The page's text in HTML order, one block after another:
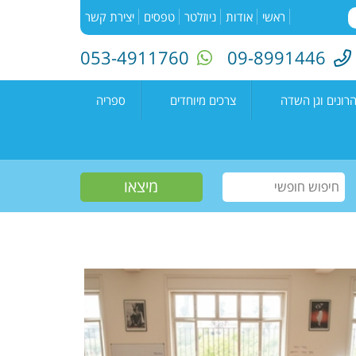
ראשי אודות ניוזלטר טפסים יצירת קשר
09-8991446
053-4911760
וגן השדה
קדימה צורן
צרכים מיוחדים
עמיתים
שווים צעירים
חוגים למיוחדים
ספריה
קטלוג הספריה
הזמנת ספרים
יוצרים מקומיים